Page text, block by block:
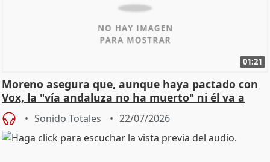
01:21
Moreno asegura que, aunque haya pactado con
Vox, la "vía andaluza no ha muerto" ni él va a
"cambiar"
Sonido Totales 22/07/2026